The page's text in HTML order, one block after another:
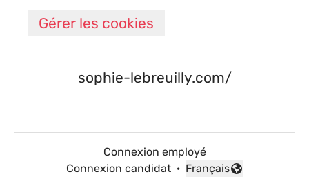
Gérer les cookies
sophie-lebreuilly.com/
Connexion employé
Connexion candidat ·
Changer la langue
Français